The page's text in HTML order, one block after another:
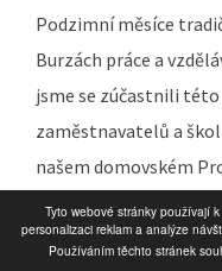
Tyto webové stránky používají
personalizaci reklam a analýze
Používáním těchto stránek
Podzimní měsíce
Burzách práce a
jsme se zúčastnili
zaměstnavatelů a škol
našem domovském
Číst dál...